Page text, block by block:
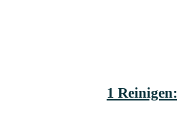
1 Reinigen: